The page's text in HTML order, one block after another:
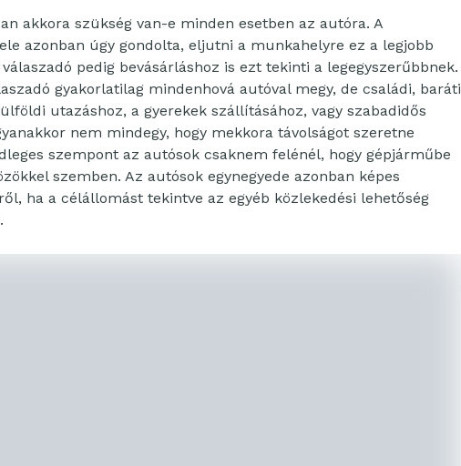
akkora szükség van-e minden esetben az autóra. A
azonban úgy gondolta, eljutni a munkahelyre ez a legjobb
pedig bevásárláshoz is ezt tekinti a legegyszerűbbnek.
gyakorlatilag mindenhová autóval megy, de családi, baráti
utazáshoz, a gyerekek szállításához, vagy szabadidős
nem mindegy, hogy mekkora távolságot szeretne
szempont az autósok csaknem felénél, hogy gépjárműbe
szemben. Az autósok egynegyede azonban képes
ha a célállomást tekintve az egyéb közlekedési lehetőség